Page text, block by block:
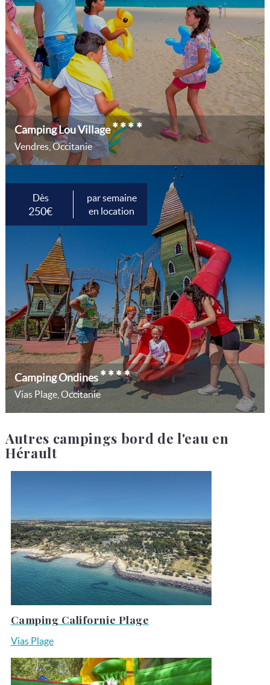
Camping Lou Village****
Vendres, Occitanie
Dès
250€
par semaine
en location
Camping Ondines****
Vias Plage, Occitanie
Autres campings bord de l'eau en
Hérault
Camping Californie Plage
Vias Plage